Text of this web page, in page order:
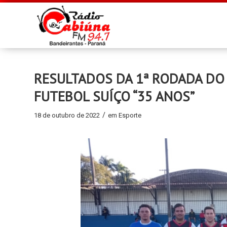
RESULTADOS DA 1ª RODADA
FUTEBOL SUÍÇO “35 ANOS”
18 de outubro de 2022 / em Esporte